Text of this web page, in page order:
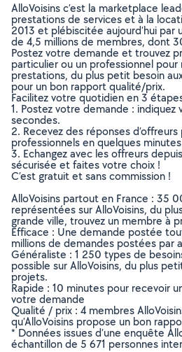
AlloVoisins c’est la marketplace
prestations de services et à la
2013 et plébiscitée aujourd’hui par
de 4,5 millions de membres, dont
Postez votre demande et trouvez
particulier ou un professionnel
prestations, du plus petit besoin
pour un bon rapport qualité/prix.
Facilitez votre quotidien en 3
1. Postez votre demande :
secondes.
2. Recevez des réponses
professionnels en quelques
3. Echangez avec les offreurs
sécurisée et faites votre choix !
C’est gratuit et sans commission !
AlloVoisins partout en France : 35
représentées sur AlloVoisins, du
grande ville, trouvez un membre à
Efficace : Une demande postée
millions de demandes postées par
Généraliste : 1 250 types de
possible sur AlloVoisins, du plus
projets.
Rapide : 10 minutes pour recevoir
votre demande
Qualité / prix : 4 membres
qu’AlloVoisins propose un bon
* Données issues d’une enquête
échantillon de 5 671 personnes